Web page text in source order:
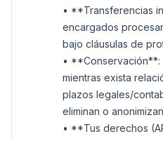
• **Transferencias
encargados
bajo cláusulas de
• **Conservación**:
mientras exista
plazos legales/
eliminan o
• **Tus derechos